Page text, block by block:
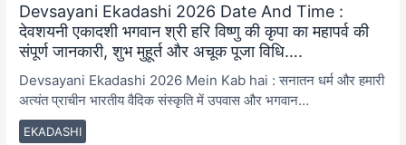
Devsayani Ekadashi 2026 Date And Time :
देवशयनी एकादशी भगवान श्री हरि विष्णु की कृपा का महापर्व की
संपूर्ण जानकारी, शुभ मुहूर्त और अचूक पूजा विधि….
EKADASHI
Devsayani Ekadashi 2026 Mein Kab hai : सनातन धर्म और हमारी
अत्यंत प्राचीन भारतीय वैदिक संस्कृति में उपवास और भगवान…